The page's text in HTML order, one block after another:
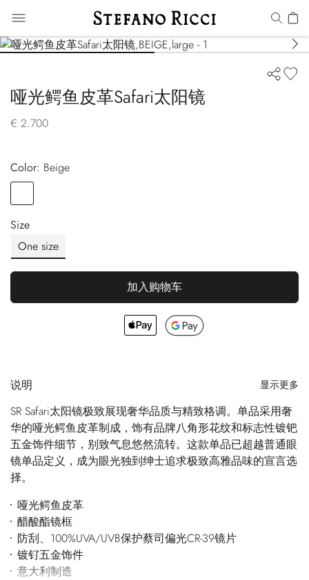
哑光鳄鱼皮革Safari太阳镜
€ 2.700
Color:
beige
Size
One size
加入购物车
说明 显示更多
SR Safari太阳镜极致展现奢华品质与精致格调。单品采用奢
华的哑光鳄鱼皮革制成，饰有品牌八角形花纹和标志性镀钯
五金饰件细节，别致气息悠然流转。这款单品已超越普通眼
镜单品定义，成为眼光独到绅士追求极致高雅品味的宣言选
择。
哑光鳄鱼皮革
醋酸酯镜框
防刮、100%UVA/UVB保护蔡司偏光CR-39镜片
镀钌五金饰件
意大利制造